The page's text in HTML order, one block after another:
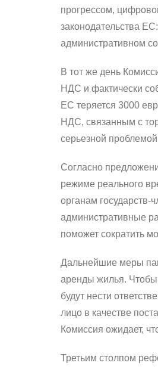
прогрессом,
законодательства
административном
В тот же день
НДС и фактически
ЕС теряется 3000
НДС, связанным с
серьезной
Согласно
режиме реального
органам
административные
поможет сократить
Дальнейшие меры
аренды жилья.
будут нести
лицо в качестве
Комиссия ожидает,
Третьим столпом